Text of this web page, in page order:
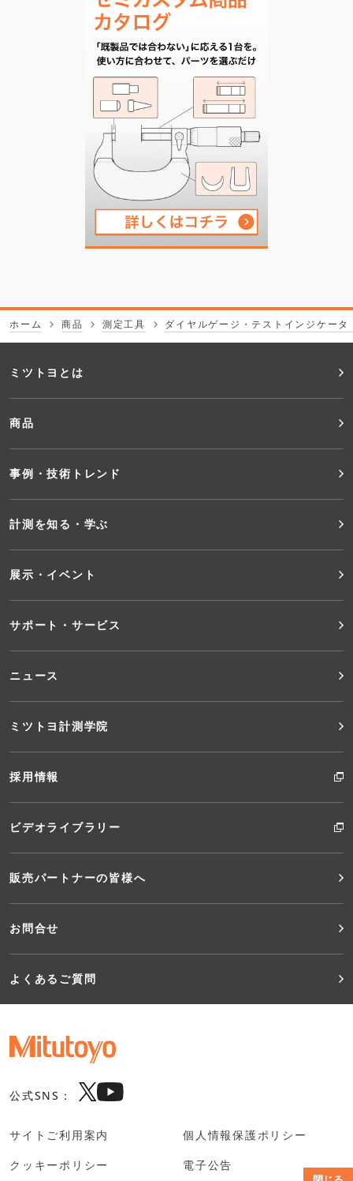
ホーム 商品 測定工具 ダイヤルゲージ・テストインジケー
フ
ッ
タ
ー
メ
ュ
ー
ミツトヨとは
商品
事例・技術トレンド
計測を知る・学ぶ
展示・イベント
サポート・サービス
ニュース
ミツトヨ計測学院
採用情報
ビデオライブラリー
販売パートナーの皆様へ
お問合せ
よくあるご質問
公式SNS：
サイトご利用案内
個人情報保護ポリシー
クッキーポリシー
電子公告